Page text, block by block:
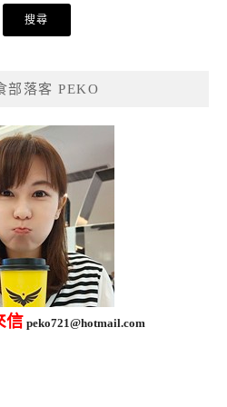
部落客 PEKO
信 peko721@hotmail.com